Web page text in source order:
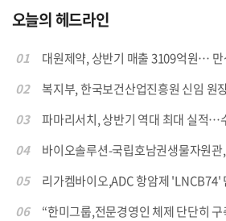
오늘의 헤드라인
01
대원제약, 상반기 매출 3109억원…
02
복지부, 한국보건산업진흥원 신임 원
03
파마리서치, 상반기 역대 최대 실적…
04
바이오솔루션-국립호남권생물자원관
05
리가켐바이오,ADC 항암제 'LNCB74'
06
“한미그룹,전문경영인 체제 단단히